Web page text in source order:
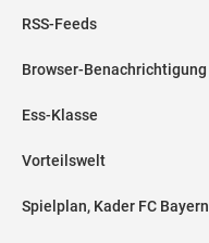
RSS-Feeds
Browser-Benachrichtigung
Ess-Klasse
Vorteilswelt
Spielplan, Kader FC Bayern